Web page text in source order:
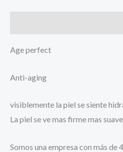
Age perfect
Anti-aging
visiblemente la piel se siente
La piel se ve mas firme mas
Somos una empresa con más